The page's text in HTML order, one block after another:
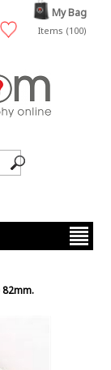
My Bag
Items (100)